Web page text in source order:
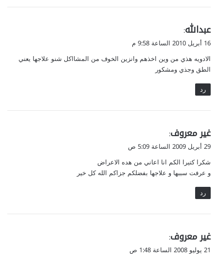
ي
ق
ل
عبدالله:
16 أبريل 2010 الساعة 9:58 م
الادويه هذي من وين اخذهم وانزين الخوف من المشااكل شنو علاجها يعني
الطق وجذي ومشكور
رد
ي
ق
ل
غير معروف:
29 أبريل 2009 الساعة 5:09 ص
شكرا كتيرا الكم انا اعاني من هده الاعراض
و عرفت سببها و علاجها بفضلكم جزاكم الله كل خير
رد
ي
ق
غير معروف:
21 يوليو 2008 الساعة 1:48 ص